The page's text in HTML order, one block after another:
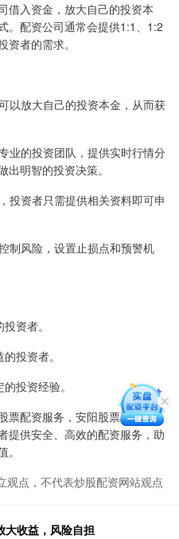
借入资金，放大自己的投资本
。配资公司通常会提供1:1、1:2
者的需求。
以放大自己的投资本金，从而获
业的投资团队，提供实时行情分
明智的投资决策。
投资者只需提供相关资料即可申
制风险，设置止损点和预警机
资者。
投资者。
投资经验。
票配资服务，安阳股票配资将是
提供安全、高效的配资服务，助
观点，不代表炒股配资网站观点
大收益，风险自担